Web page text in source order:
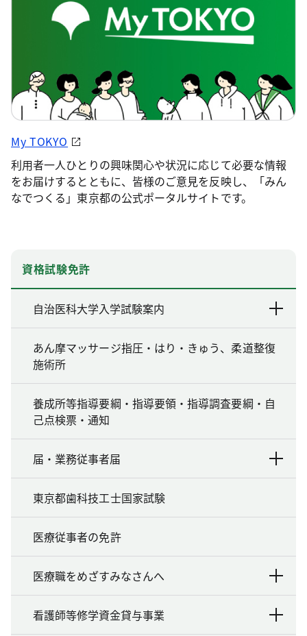
My TOKYO
利用者一人ひとりの興味関心や状況に応じて必要な情報
をお届けするとともに、皆様のご意見を反映し、「みん
なでつくる」東京都の公式ポータルサイトです。
資格試験免許
自治医科大学入学試験案内
あん摩マッサージ指圧・はり・きゅう、柔道整復
施術所
養成所等指導要綱・指導要領・指導調査要綱・自
己点検票・通知
届・業務従事者届
東京都歯科技工士国家試験
医療従事者の免許
医療職をめざすみなさんへ
看護師等修学資金貸与事業